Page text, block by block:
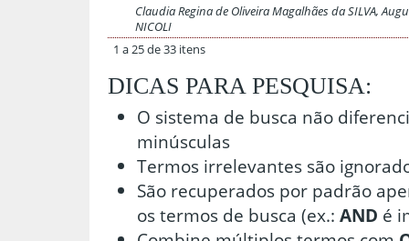
Claudia Regina de Oliveira Magalhães da SILVA,
NICOLI
1 a 25 de 33 itens
DICAS PARA PESQUISA:
O sistema de busca não
minúsculas
Termos irrelevantes são
São recuperados por padrão
os termos de busca (ex.: AND é